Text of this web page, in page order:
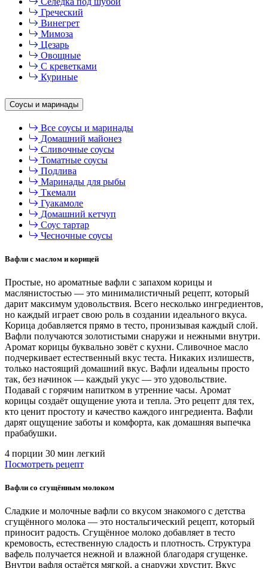
Греческий
Винегрет
Мимоза
Цезарь
Овощные
С креветками
Куриные
Соусы и маринады
Все соусы и маринады
Домашний майонез
Сливочные соусы
Томатные соусы
Подлива
Маринады для рыбы
Ткемали
Гуакамоле
Домашний кетчуп
Соус тартар
Чесночные соусы
Вафли с маслом и корицей
Простые, но ароматные вафли с запахом корицы и
маслянистостью — это минималистичный рецепт, который
дарит максимум удовольствия. Всего несколько ингредиентов,
но каждый играет свою роль в создании идеального вкуса.
Корица добавляется прямо в тесто, пронизывая каждый слой.
Вафли получаются золотистыми снаружи и нежными внутри.
Аромат корицы буквально зовёт с кухни. Сливочное масло
подчеркивает естественный вкус теста. Никаких излишеств,
только настоящий домашний вкус. Вафли идеальны просто
так, без начинок — каждый укус — это удовольствие.
Подавай с горячим напитком в утренние часы. Аромат
корицы создаёт ощущение уюта и тепла. Это рецепт для тех,
кто ценит простоту и качество каждого ингредиента. Вафли
дарят ощущение заботы и комфорта, как домашняя выпечка
прабабушки.
4 порции 30 мин легкий
Посмотреть рецепт
Вафли со сгущённым молоком
Сладкие и молочные вафли со вкусом знакомого с детства
сгущённого молока — это ностальгический рецепт, который
приносит радость. Сгущённое молоко добавляет в тесто
кремовость, естественную сладость и плотность. Структура
вафель получается нежной и влажной благодаря сгущенке.
Внутри вафля остаётся мягкой, а снаружи хрустит. Вкус